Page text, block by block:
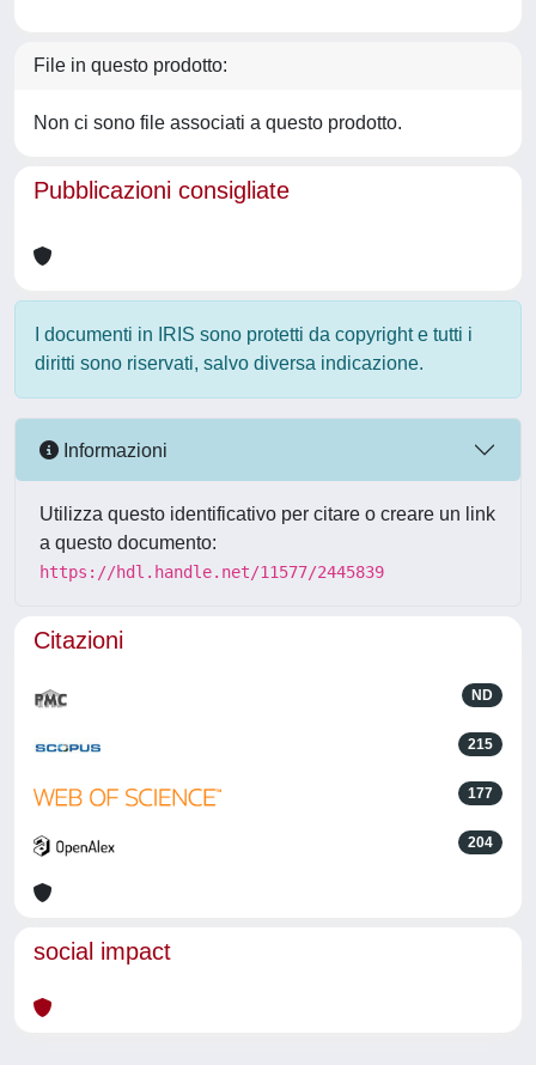
File in questo prodotto:
Non ci sono file associati a questo prodotto.
Pubblicazioni consigliate
I documenti in IRIS sono protetti da copyright e tutti i
diritti sono riservati, salvo diversa indicazione.
Informazioni
Utilizza questo identificativo per citare o creare un link
a questo documento:
https://hdl.handle.net/11577/2445839
Citazioni
ND
215
177
204
social impact